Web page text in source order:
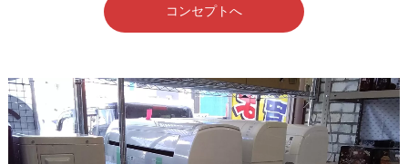
コンセプトへ